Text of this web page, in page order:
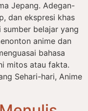
Jepang. Adegan-
dan ekspresi khas
belajar yang
anime dan
bahasa
mitos atau fakta.
Sehari-hari, Anime